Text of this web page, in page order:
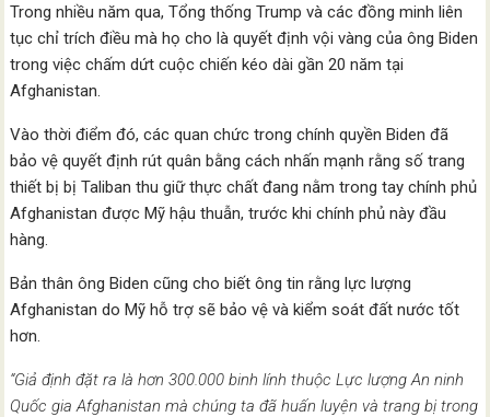
Trong nhiều năm qua, Tổng thống Trump và các đồng minh liên
tục chỉ trích điều mà họ cho là quyết định vội vàng của ông Biden
trong việc chấm dứt cuộc chiến kéo dài gần 20 năm tại
Afghanistan.
Vào thời điểm đó, các quan chức trong chính quyền Biden đã
bảo vệ quyết định rút quân bằng cách nhấn mạnh rằng số trang
thiết bị bị Taliban thu giữ thực chất đang nằm trong tay chính phủ
Afghanistan được Mỹ hậu thuẫn, trước khi chính phủ này đầu
hàng.
Bản thân ông Biden cũng cho biết ông tin rằng lực lượng
Afghanistan do Mỹ hỗ trợ sẽ bảo vệ và kiểm soát đất nước tốt
hơn.
“Giả định đặt ra là hơn 300.000 binh lính thuộc Lực lượng An ninh
Quốc gia Afghanistan mà chúng ta đã huấn luyện và trang bị trong